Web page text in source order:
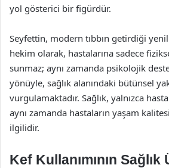
yol gösterici bir figürdür.
Seyfettin, modern tıbbın getirdiği
hekim olarak, hastalarına sadece
sunmaz; aynı zamanda psikolojik
yönüyle, sağlık alanındaki bütünsel
vurgulamaktadır. Sağlık, yalnızca
aynı zamanda hastaların yaşam
ilgilidir.
Kef Kullanımının